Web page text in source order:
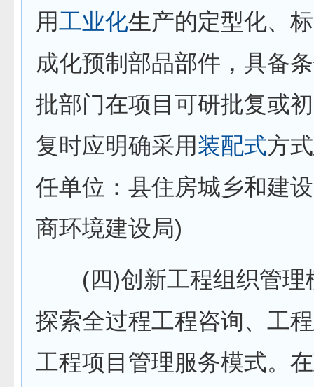
用工业化生产的定型化、
成化预制部品部件，具备
批部门在项目可研批复或
复时应明确采用装配式方
任单位：县住房城乡和建
商环境建设局)
(四)创新工程组织管理
探索全过程工程咨询、工
工程项目管理服务模式。